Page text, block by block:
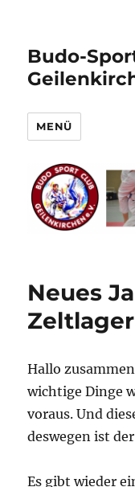
Budo-
MENÜ
Neues
Zeltlager
Hallo
wichtige Dinge
voraus. Und
deswegen ist
Es gibt wieder